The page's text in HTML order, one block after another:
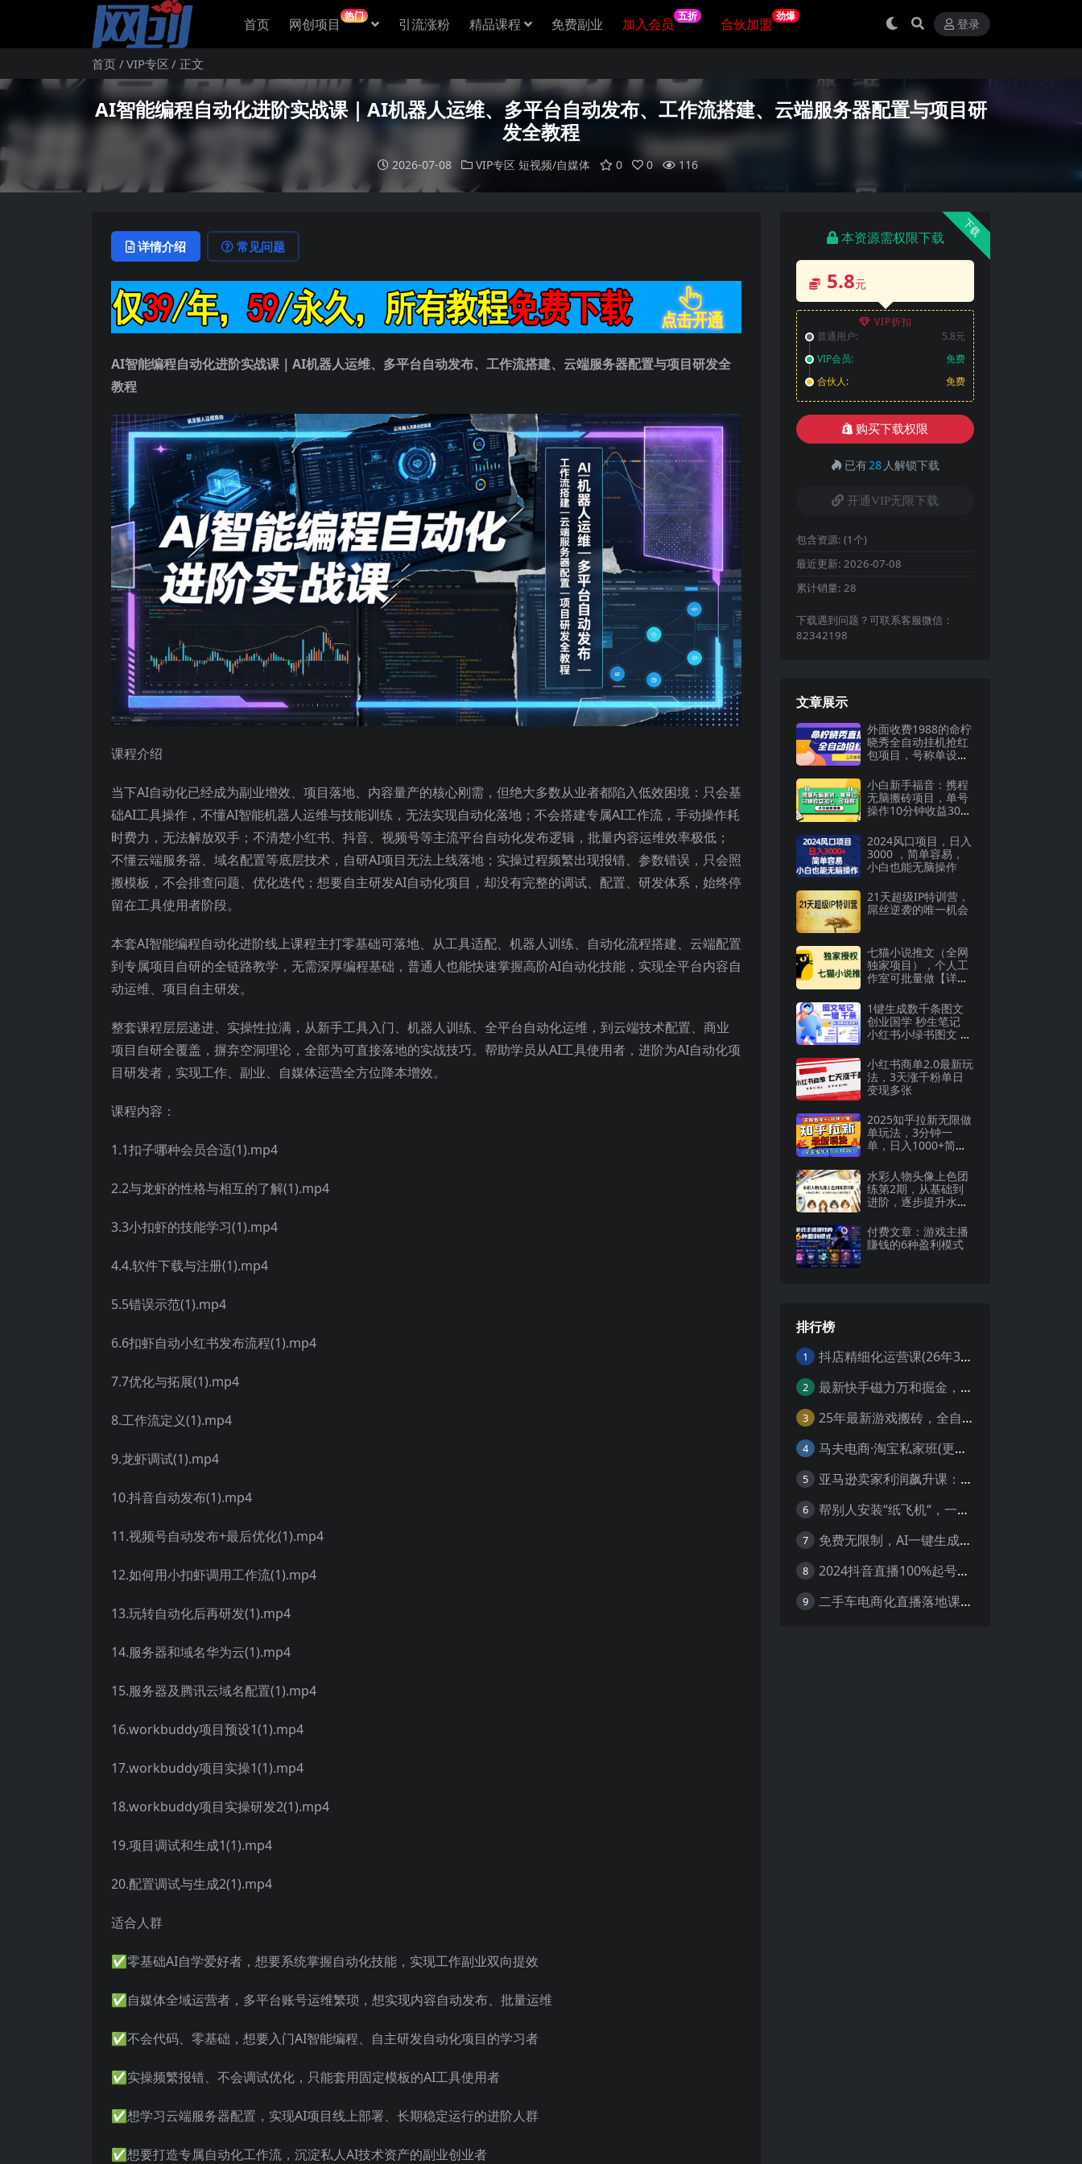
首页 网创项目 热门 引流涨粉 精品课程 免费副业 加入会员 五折 合伙加盟 劲爆
登录
首页 VIP专区 正文
AI智能编程自动化进阶实战课｜AI机器人运维、多平台自动发布、工作流搭建、云端服务器配置与项目研
发全教程
2026-07-08 VIP专区 短视频/自媒体 0 0 116
详情介绍 常见问题
AI智能编程自动化进阶实战课 ｜AI机器人运维、多平台自动发布、工作流搭建、云端服务器配置与项目研发全
教程
课程介绍
当下AI自动化已经成为副业增效、项目落地、内容量产的核心刚需，但绝大多数从业者都陷入低效困境：只会基
础AI工具操作，不懂AI智能机器人运维与技能训练，无法实现自动化落地；不会搭建专属AI工作流，手动操作耗
时费力，无法解放双手；不清楚小红书、抖音、视频号等主流平台自动化发布逻辑，批量内容运维效率极低；
不懂云端服务器、域名配置等底层技术，自研AI项目无法上线落地；实操过程频繁出现报错、参数错误，只会照
搬模板，不会排查问题、优化迭代；想要自主研发AI自动化项目，却没有完整的调试、配置、研发体系，始终停
留在工具使用者阶段。
本套AI智能编程自动化进阶线上课程主打零基础可落地、从工具适配、机器人训练、自动化流程搭建、云端配置
到专属项目自研的全链路教学，无需深厚编程基础，普通人也能快速掌握高阶AI自动化技能，实现全平台内容自
动运维、项目自主研发。
整套课程层层递进、实操性拉满，从新手工具入门、机器人训练、全平台自动化运维，到云端技术配置、商业
项目自研全覆盖，摒弃空洞理论，全部为可直接落地的实战技巧。帮助学员从AI工具使用者，进阶为AI自动化项
目研发者，实现工作、副业、自媒体运营全方位降本增效。
课程内容：
1.1扣子哪种会员合适(1).mp4
2.2与龙虾的性格与相互的了解(1).mp4
3.3小扣虾的技能学习(1).mp4
4.4.软件下载与注册(1).mp4
5.5错误示范(1).mp4
6.6扣虾自动小红书发布流程(1).mp4
7.7优化与拓展(1).mp4
8.工作流定义(1).mp4
9.龙虾调试(1).mp4
10.抖音自动发布(1).mp4
11.视频号自动发布+最后优化(1).mp4
12.如何用小扣虾调用工作流(1).mp4
13.玩转自动化后再研发(1).mp4
14.服务器和域名华为云(1).mp4
15.服务器及腾讯云域名配置(1).mp4
16.workbuddy项目预设1(1).mp4
17.workbuddy项目实操1(1).mp4
18.workbuddy项目实操研发2(1).mp4
19.项目调试和生成1(1).mp4
20.配置调试与生成2(1).mp4
适合人群
✅零基础AI自学爱好者，想要系统掌握自动化技能，实现工作副业双向提效
✅自媒体全域运营者，多平台账号运维繁琐，想实现内容自动发布、批量运维
✅不会代码、零基础，想要入门AI智能编程、自主研发自动化项目的学习者
✅实操频繁报错、不会调试优化，只能套用固定模板的AI工具使用者
✅想学习云端服务器配置，实现AI项目线上部署、长期稳定运行的进阶人群
✅想要打造专属自动化工作流，沉淀私人AI技术资产的副业创业者
下载
本资源需权限下载
5.8元
VIP折扣
普通用户:
5.8元
VIP会员:
免费
合伙人:
免费
购买下载权限
已有28 人解锁下载
开通VIP无限下载
包含资源: (1个)
最近更新: 2026-07-08
累计销量: 28
下载遇到问题？可联系客服微信：
82342198
文章展示
外面收费1988的命柠
晓秀全自动挂机抢红
包项目，号称单设备
小白新手福音：携程
无脑搬砖项目，单号
操作10分钟收益30
2024风口项目，日入
3000 ，简单容易，
小白也能无脑操作
21天超级IP特训营，
屌丝逆袭的唯一机会
七猫小说推文（全网
独家项目），个人工
作室可批量做【详细
1键生成数千条图文
创业国学 秒生笔记
小红书小绿书图文 轻
小红书商单2.0最新玩
法，3天涨千粉单日
变现多张
2025知乎拉新无限做
单玩法，3分钟一
单，日入1000+简单
水彩人物头像上色团
练第2期，从基础到
进阶，逐步提升水彩
付费文章：游戏主播
賺钱的6种盈利模式
排行榜
1 抖店精细化运营课(26年3月更新
2 最新快手磁力万和掘金，自动搬砖，轻松日入100-200，操作简单
3 25年最新游戏搬砖，全自动挂机，不需要玩游戏，单手机操作日入300+
4 马夫电商·淘宝私家班(更新3月)
5 亚马逊卖家利润飙升课：从品类成功公式到海王打法，让每个SKU都成爆款一路飙升(更新26年3月
6 帮别人安装“纸飞机“，一单赚10—30元不等：附：免费节点
7 免费无限制，AI一键生成原创中视频，轻松日入2000+，超简单，可矩阵，…
8 2024抖音直播100%起号方法 0粉丝0作品当天破千人在线 多种变现方式
9 二手车电商化直播落地课，从0到1带你玩转二手车直播